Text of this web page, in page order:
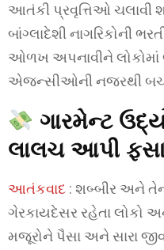
આતંકી પ્રવૃત્તિઓ ચલાવી
બાંગ્લાદેશી નાગરિકોની
ઓળખ અપનાવીને લોકોમાં
એજન્સીઓની નજરથી
ગારમેન્ટ
લાલચ આપી
આતંકવાદ : શબ્બીર અને
ગેરકાયદેસર રહેતા લોકો
મજૂરોને પૈસા અને સારા